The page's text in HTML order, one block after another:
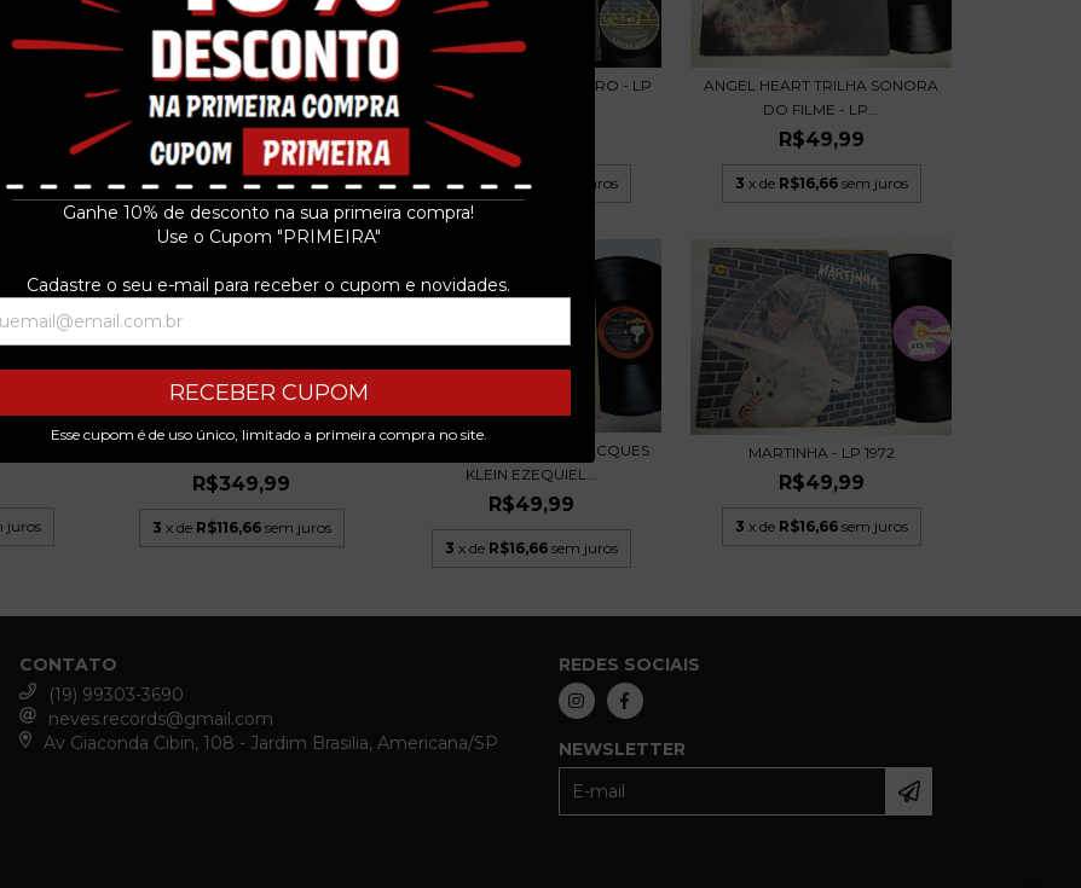
Ganhe 10% de desconto na sua primeira compra!
Use o Cupom "PRIMEIRA"
Cadastre o seu e-mail para receber o cupom e novidades.
RECEBER CUPOM
Esse cupom é de uso único, limitado a primeira compra no site.
juros
SÁ E GUARABYRA - CARTAS,
CANÇÕES E PALAV...
R$49,99
3 x de R$16,66 sem juros
ALEMÃO - BEM BRASILEIRO - LP
R$49,99
3 x deR$16,66 sem juros
ANGEL HEART TRILHA SONORA
DO FILME - LP...
R$49,99
3 x de R$16,66 sem juros
- LP
juros
MARIA ALCINA - BUCANEIRA LP
R$349,99
3 x de R$116,66 sem juros
ZEQUINHA DE ABREU JACQUES
KLEIN EZEQUIEL...
R$49,99
3 x de R$16,66 sem juros
MARTINHA - LP 1972
R$49,99
3 x de R$16,66 sem juros
CONTATO
(19) 99303-3690
neves.records@gmail.com
Av Giaconda Cibin, 108 - Jardim Brasilia, Americana/SP
REDES SOCIAIS
NEWSLETTER